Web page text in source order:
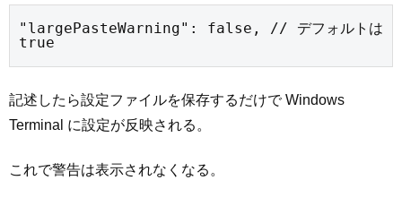
"largePasteWarning": false, // デフォルトは
true
記述したら設定ファイルを保存するだけで Windows
Terminal に設定が反映される。
これで警告は表示されなくなる。